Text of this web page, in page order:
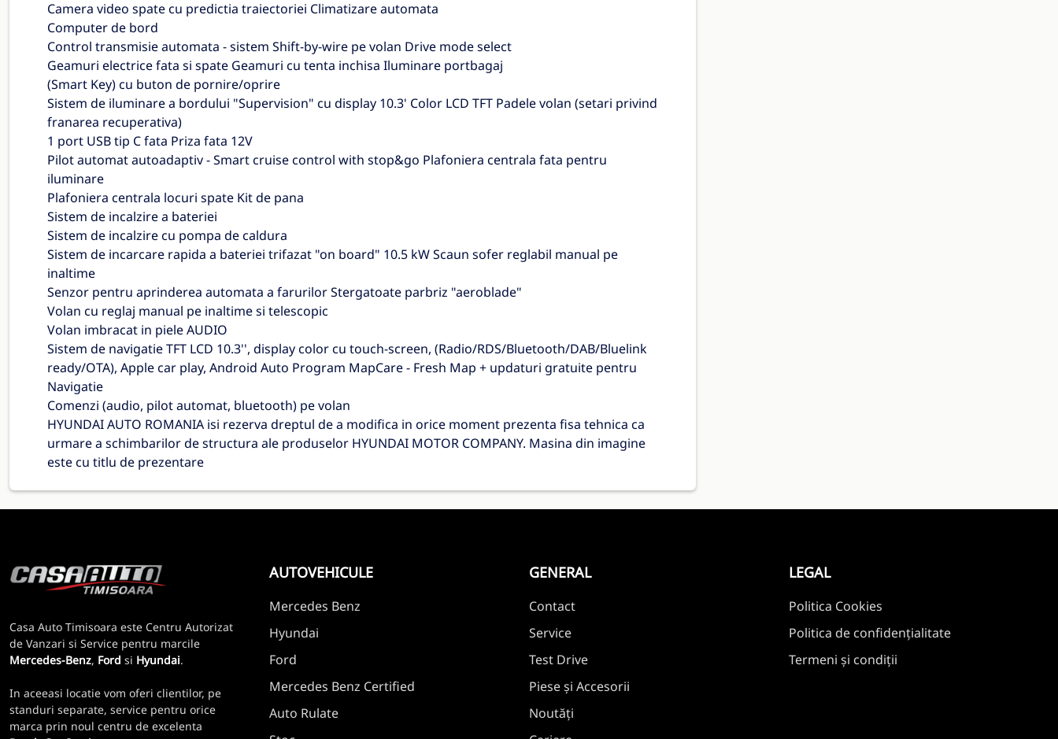
Camera video spate cu predictia traiectoriei Climatizare automata
Computer de bord
Control transmisie automata - sistem Shift-by-wire pe volan Drive mode select
Geamuri electrice fata si spate Geamuri cu tenta inchisa Iluminare portbagaj
(Smart Key) cu buton de pornire/oprire
Sistem de iluminare a bordului "Supervision" cu display 10.3' Color LCD TFT Padele volan (setari privind
franarea recuperativa)
1 port USB tip C fata Priza fata 12V
Pilot automat autoadaptiv - Smart cruise control with stop&go Plafoniera centrala fata pentru
iluminare
Plafoniera centrala locuri spate Kit de pana
Sistem de incalzire a bateriei
Sistem de incalzire cu pompa de caldura
Sistem de incarcare rapida a bateriei trifazat "on board" 10.5 kW Scaun sofer reglabil manual pe
inaltime
Senzor pentru aprinderea automata a farurilor Stergatoate parbriz "aeroblade"
Volan cu reglaj manual pe inaltime si telescopic
Volan imbracat in piele AUDIO
Sistem de navigatie TFT LCD 10.3'', display color cu touch-screen, (Radio/RDS/Bluetooth/DAB/Bluelink
ready/OTA), Apple car play, Android Auto Program MapCare - Fresh Map + updaturi gratuite pentru
Navigatie
Comenzi (audio, pilot automat, bluetooth) pe volan
HYUNDAI AUTO ROMANIA isi rezerva dreptul de a modifica in orice moment prezenta fisa tehnica ca
urmare a schimbarilor de structura ale produselor HYUNDAI MOTOR COMPANY. Masina din imagine
este cu titlu de prezentare
Casa Auto Timisoara este Centru Autorizat
de Vanzari si Service pentru marcile
Mercedes-Benz, Ford si Hyundai.
In aceeasi locatie vom oferi clientilor, pe
standuri separate, service pentru orice
marca prin noul centru de excelenta
AUTOVEHICULE
Mercedes Benz
Hyundai
Ford
Mercedes Benz Certified
Auto Rulate
GENERAL
Contact
Service
Test Drive
Piese și Accesorii
Noutăți
LEGAL
Politica Cookies
Politica de confidențialitate
Termeni și condiții